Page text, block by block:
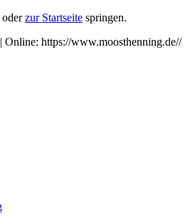
oderzur Startseite springen.
| Online: https://www.moosthenning.de//